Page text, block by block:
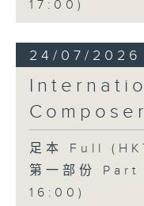
17:00)
24/07/2026
足本 Full
第一部份
16:00)